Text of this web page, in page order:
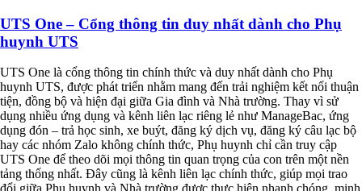
UTS One – Cổng thông tin duy nhất dành cho Phụ
huynh UTS
UTS One là cổng thông tin chính thức và duy nhất dành cho Phụ
huynh UTS, được phát triển nhằm mang đến trải nghiệm kết nối thuận
tiện, đồng bộ và hiện đại giữa Gia đình và Nhà trường. Thay vì sử
dụng nhiều ứng dụng và kênh liên lạc riêng lẻ như ManageBac, ứng
dụng đón – trả học sinh, xe buýt, đăng ký dịch vụ, đăng ký câu lạc bộ
hay các nhóm Zalo không chính thức, Phụ huynh chỉ cần truy cập
UTS One để theo dõi mọi thông tin quan trọng của con trên một nền
tảng thống nhất. Đây cũng là kênh liên lạc chính thức, giúp mọi trao